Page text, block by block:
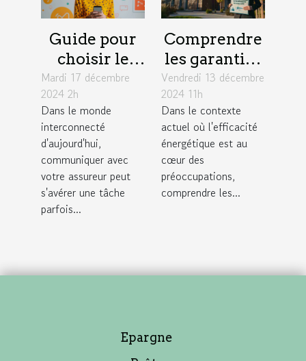
Guide pour
choisir le
meilleur
moyen de
contact avec
votre
assureur
Mardi 17 décembre
2024 2h
Dans le monde
interconnecté
d'aujourd'hui,
communiquer avec
votre assureur peut
s'avérer une tâche
parfois...
Comprendre
les garanties
d'une
assurance
pour audits
énergétiques
Vendredi 13 décembre
2024 11h
Dans le contexte
actuel où l'efficacité
énergétique est au
cœur des
préoccupations,
comprendre les...
Epargne